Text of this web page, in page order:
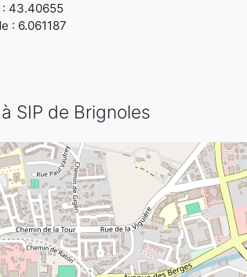
43.40655
: 6.061187
SIP de Brignoles